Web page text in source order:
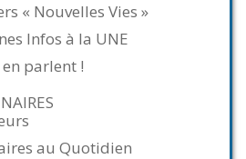
« Nouvelles Vies »
Infos à la UNE
parlent !
au Quotidien